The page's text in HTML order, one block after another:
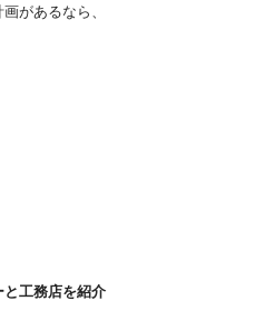
があるなら、
工務店を紹介